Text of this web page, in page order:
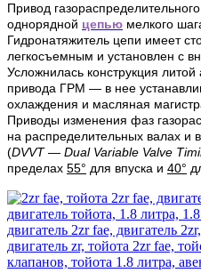
Привод
однорядной цепью мелкого
Гидронатяжитель цепи имеет
легкосъемным и установлен с
Усложнилась конструкция
привода ГРМ — в нее
охлаждения и масляная
Приводы изменения фаз
на распределительных валах и
(DVVT — Dual Variable Valve
пределах 55° для впуска и 40°